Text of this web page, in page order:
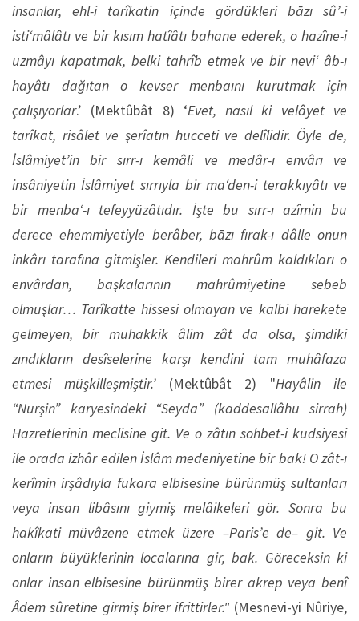
insanlar, ehl-i tarîkatin içinde gördükleri bāzı sû’-i
isti‘mâlâtı ve bir kısım hatîâtı bahane ederek, o hazîne-i
uzmâyı kapatmak, belki tahrîb etmek ve bir nevi‘ âb-ı
hayâtı dağıtan o kevser menbaını kurutmak için
çalışıyorlar.’ (Mektûbât 8) ‘Evet, nasıl ki velâyet ve
tarîkat, risâlet ve şerîatın hucceti ve delîlidir. Öyle de,
İslâmiyet’in bir sırr-ı kemâli ve medâr-ı envârı ve
insâniyetin İslâmiyet sırrıyla bir ma‘den-i terakkıyâtı ve
bir menba‘-ı tefeyyüzâtıdır. İşte bu sırr-ı azîmin bu
derece ehemmiyetiyle berâber, bāzı fırak-ı dâlle onun
inkârı tarafına gitmişler. Kendileri mahrûm kaldıkları o
envârdan, başkalarının mahrûmiyetine sebeb
olmuşlar… Tarîkatte hissesi olmayan ve kalbi harekete
gelmeyen, bir muhakkik âlim zât da olsa, şimdiki
zındıkların desîselerine karşı kendini tam muhâfaza
etmesi müşkilleşmiştir.’(Mektûbât 2) "Hayâlin ile
“Nurşin” karyesindeki “Seyda” (kaddesallâhu sirrah)
Hazretlerinin meclisine git. Ve o zâtın sohbet-i kudsiyesi
ile orada izhâr edilen İslâm medeniyetine bir bak! O zât-ı
kerîmin irşâdıyla fukara elbisesine bürünmüş sultanları
veya insan libâsını giymiş melâikeleri gör. Sonra bu
hakîkati müvâzene etmek üzere –Paris’e de– git. Ve
onların büyüklerinin localarına gir, bak. Göreceksin ki
onlar insan elbisesine bürünmüş birer akrep veya benî
Âdem sûretine girmiş birer ifrittirler."(Mesnevi-yi Nûriye,